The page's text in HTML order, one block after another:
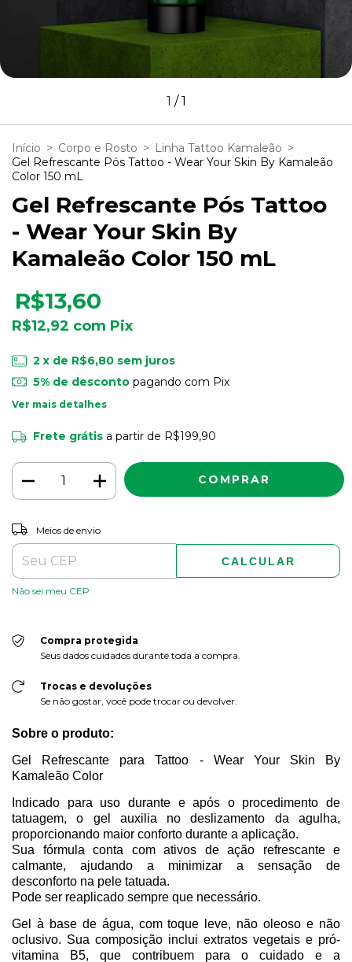
1 /1
Início > Corpo e Rosto > Linha Tattoo Kamaleão >
Gel Refrescante Pós Tattoo - Wear Your Skin By Kamaleão
Color 150 mL
Gel Refrescante Pós Tattoo
- Wear Your Skin By
Kamaleão Color 150 mL
R$13,60
R$12,92 com Pix
2 x de R$6,80 sem juros
5% de descontopagando com Pix
Ver mais detalhes
Frete grátis a partir de R$199,90
Entregas para o CEP:
Meios de envio
CALCULAR
Não sei meu CEP
Compra protegida
Seus dados cuidados durante toda a compra.
Trocas e devoluções
Se não gostar, você pode trocar ou devolver.
Sobre o produto:
Gel Refrescante para Tattoo - Wear Your Skin By
Kamaleão Color
Indicado para uso durante e após o procedimento de
tatuagem, o gel auxilia no deslizamento da agulha,
proporcionando maior conforto durante a aplicação.
Sua fórmula conta com ativos de ação refrescante e
calmante, ajudando a minimizar a sensação de
desconforto na pele tatuada.
Pode ser reaplicado sempre que necessário.
Gel à base de água, com toque leve, não oleoso e não
oclusivo. Sua composição inclui extratos vegetais e pró-
vitamina B5, que contribuem para o cuidado e a